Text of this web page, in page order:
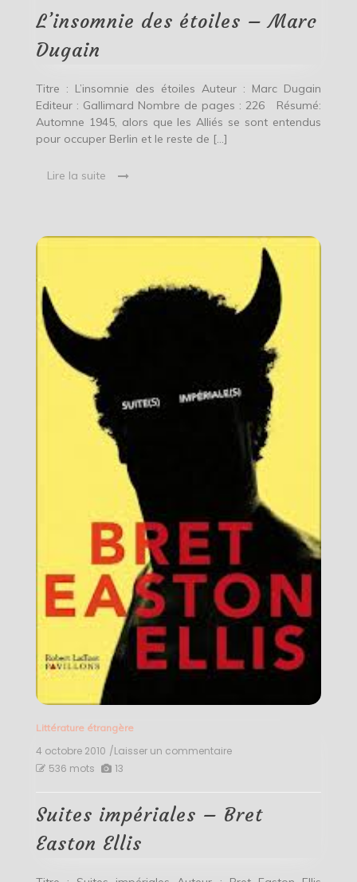
Dugain
L’insomnie des étoiles – Marc
Dugain
Titre : L’insomnie des étoiles Auteur : Marc Dugain
Editeur : Gallimard Nombre de pages : 226 Résumé:
Automne 1945, alors que les Alliés se sont entendus
pour occuper Berlin et le reste de […]
Lire la suite
Littérature étrangère
4 octobre 2010 /Laisser un commentaireon
Bret
Easton
536 mots 13
Suites impériales – Bret
Easton Ellis